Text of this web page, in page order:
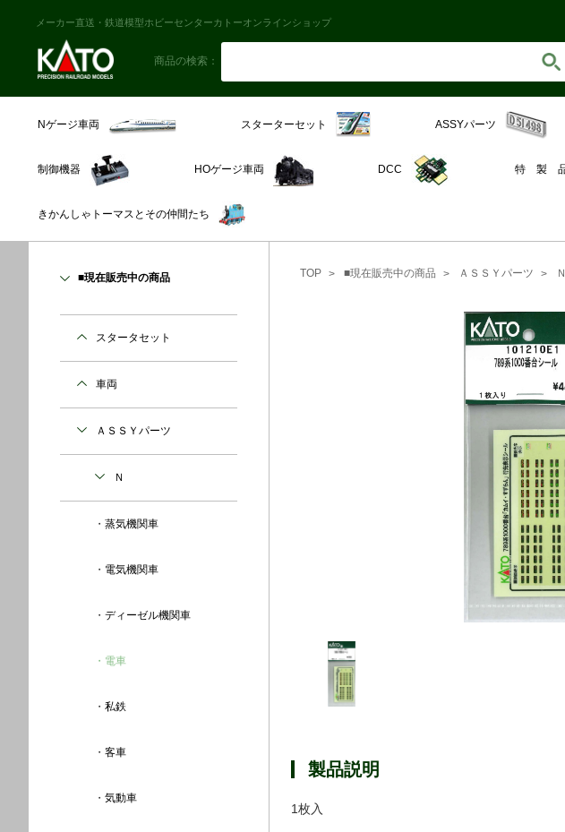
メーカー直送・鉄道模型ホビーセンターカトーオンラインショップ
商品の検索：
Nゲージ車両 スターターセット ASSYパーツ
制御機器 HOゲージ車両 DCC 特 製
きかんしゃトーマスとその仲間たち
TOP ■現在販売中の商品 ＡＳＳＹパーツ Ｎ
製品説明
1枚入
■現在販売中の商品
スタータセット
車両
ＡＳＳＹパーツ
Ｎ
蒸気機関車
電気機関車
ディーゼル機関車
電車
私鉄
客車
気動車